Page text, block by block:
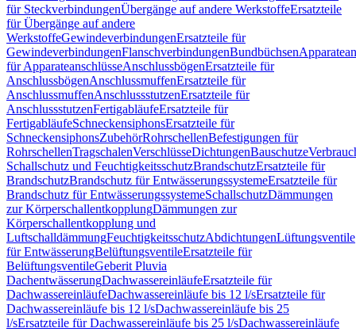
für SteckverbindungenÜbergänge auf andere WerkstoffeErsatzteile
für Übergänge auf andere
WerkstoffeGewindeverbindungenErsatzteile für
GewindeverbindungenFlanschverbindungenBundbüchsen
für ApparateanschlüsseAnschlussbögenErsatzteile für
AnschlussbögenAnschlussmuffenErsatzteile für
AnschlussmuffenAnschlussstutzenErsatzteile für
AnschlussstutzenFertigabläufeErsatzteile für
FertigabläufeSchneckensiphonsErsatzteile für
SchneckensiphonsZubehörRohrschellenBefestigungen für
RohrschellenTragschalenVerschlüsseDichtungenBauschutze
Schallschutz und FeuchtigkeitsschutzBrandschutzErsatzteile für
BrandschutzBrandschutz für EntwässerungssystemeErsatzteile für
Brandschutz für EntwässerungssystemeSchallschutzDämmungen
zur KörperschallentkopplungDämmungen zur
Körperschallentkopplung und
LuftschalldämmungFeuchtigkeitsschutzAbdichtungenLüftungsventile
für EntwässerungBelüftungsventileErsatzteile für
BelüftungsventileGeberit Pluvia
DachentwässerungDachwassereinläufeErsatzteile für
DachwassereinläufeDachwassereinläufe bis 12 l/sErsatzteile für
Dachwassereinläufe bis 12 l/sDachwassereinläufe bis 25
l/sErsatzteile für Dachwassereinläufe bis 25 l/sDachwassereinläufe